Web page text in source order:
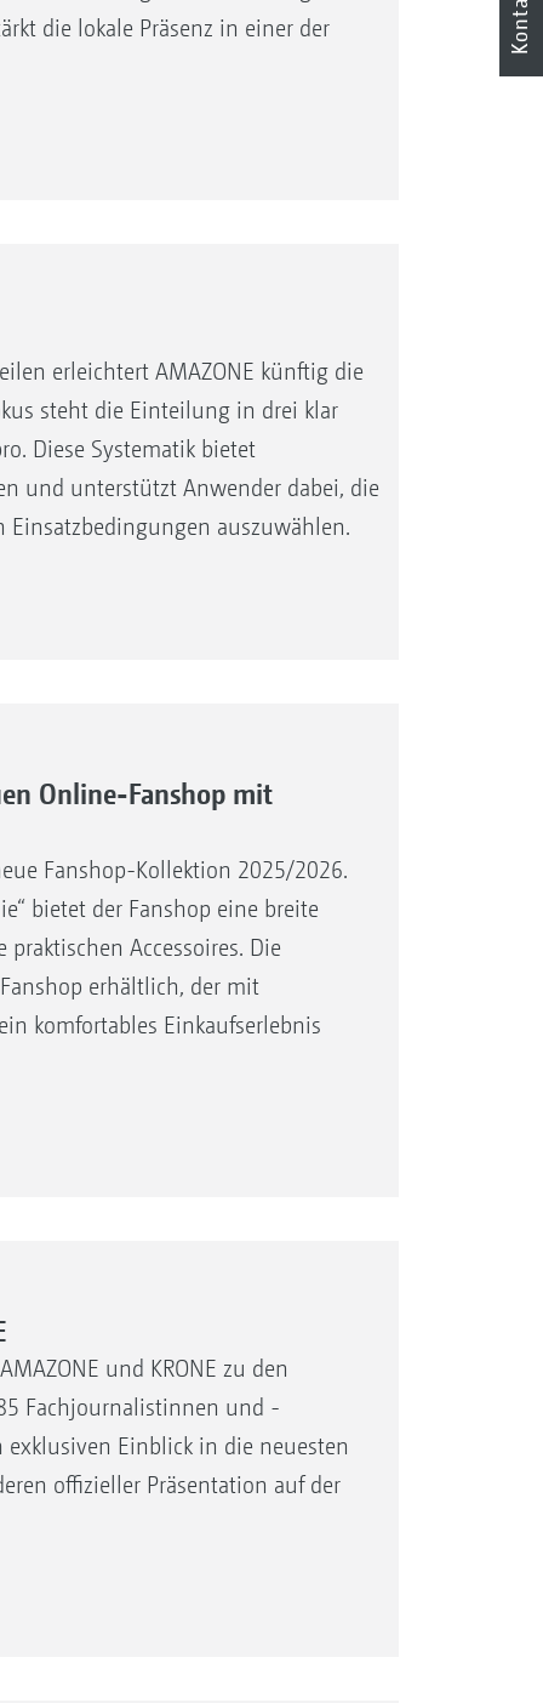
die lokale Präsenz in einer der
erleichtert AMAZONE künftig die
steht die Einteilung in drei klar
Diese Systematik bietet
und unterstützt Anwender dabei, die
Einsatzbedingungen auszuwählen.
Online-Fanshop mit
Fanshop-Kollektion 2025/2026.
bietet der Fanshop eine breite
Accessoires. Die
erhältlich, der mit
komfortables Einkaufserlebnis
und KRONE zu den
Fachjournalistinnen und -
Einblick in die neuesten
offizieller Präsentation auf der
Kontakt